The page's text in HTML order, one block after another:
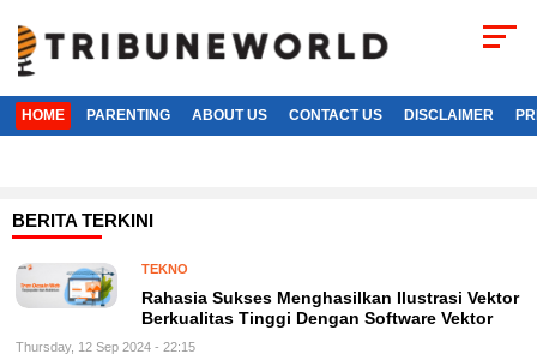
HOME PARENTING ABOUT US CONTACT US DISCLAIMER
BERITA TERKINI
TEKNO
Rahasia Sukses Menghasilkan Ilustrasi Vektor
Berkualitas Tinggi Dengan Software Vektor
Thursday, 12 Sep 2024 - 22:15